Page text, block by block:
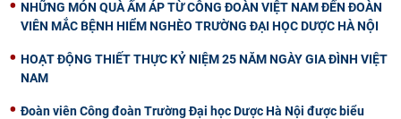
NHỮNG MÓN QUÀ ẤM ÁP TỪ CÔNG ĐOÀN VIỆT NAM ĐẾN ĐOÀN
VIÊN MẮC BỆNH HIỂM NGHÈO TRƯỜNG ĐẠI HỌC DƯỢC HÀ NỘI
HOẠT ĐỘNG THIẾT THỰC KỶ NIỆM 25 NĂM NGÀY GIA ĐÌNH VIỆT
NAM
Đoàn viên Công đoàn Trường Đại học Dược Hà Nội được biểu